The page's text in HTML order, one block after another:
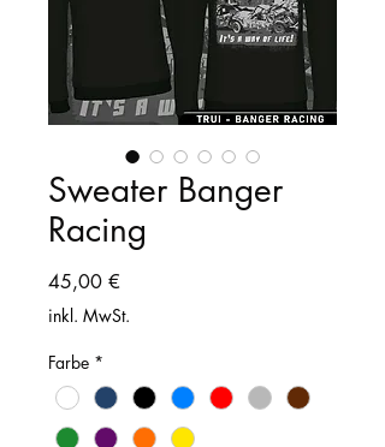
Sweater Banger
Racing
45,00 €
inkl. MwSt.
Farbe *